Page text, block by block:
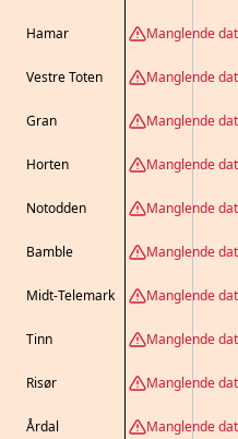
Hamar
Vestre Toten
Gran
Horten
Notodden
Bamble
Midt-Telemark
Tinn
Risør
Årdal
Manglende
Manglende
Manglende
Manglende
Manglende
Manglende
Manglende
Manglende
Manglende
Manglende